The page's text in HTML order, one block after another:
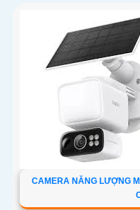
CAMERA NĂNG LƯỢNG